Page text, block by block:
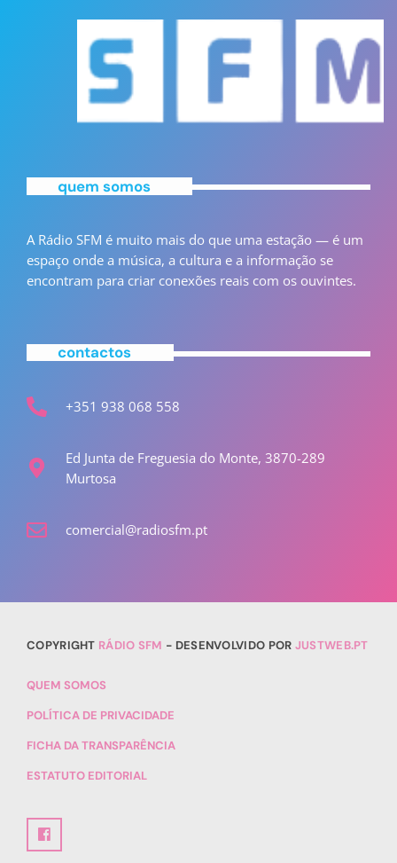
quem somos
A Rádio SFM é muito mais do que uma estação — é um
espaço onde a música, a cultura e a informação se
encontram para criar conexões reais com os ouvintes.
contactos
+351 938 068 558
Ed Junta de Freguesia do Monte, 3870-289
Murtosa
comercial@radiosfm.pt
COPYRIGHT RÁDIO SFM - DESENVOLVIDO POR JUSTWEB.PT
QUEM SOMOS
POLÍTICA DE PRIVACIDADE
FICHA DA TRANSPARÊNCIA
ESTATUTO EDITORIAL